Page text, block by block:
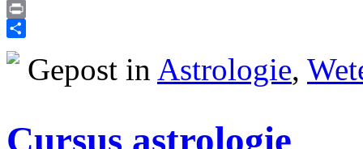
Email
Print
Delen
Gepost in Astrologie,
Cursus astrologie